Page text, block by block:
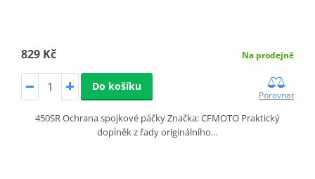
829 Kč Na prodejně
Do košíku
Porovnat
450SR Ochrana spojkové páčky Značka: CFMOTO Praktický
doplněk z řady originálního…